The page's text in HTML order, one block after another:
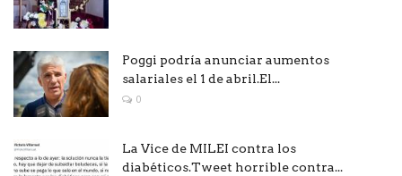
Poggi podría anunciar aumentos
salariales el 1 de abril.El...
0
La Vice de MILEI contra los
diabéticos.Tweet horrible contra...